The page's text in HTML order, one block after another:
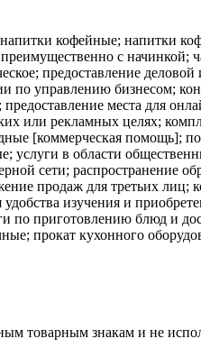
кофейные; напитки
с начинкой;
предоставление
управлению бизнесом;
места для
или рекламных целях;
[коммерческая помощь];
услуги в области
сети; распространение
продаж для третьих лиц;
изучения и
по приготовлению блюд и
прокат кухонного
товарным знакам и не